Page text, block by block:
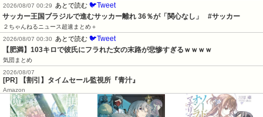
2026/08/07 00:29
あとで読む 🐦Tweet
サッカー王国ブラジルで進むサッカー離れ 36％が「関心なし」   #サッカー
２ちゃんねるニュース超速まとめ＋
2026/08/07 00:30
あとで読む 🐦Tweet
【肥満】103キロで彼氏にフラれた女の末路が悲惨すぎるｗｗｗｗ
気団まとめ
2026/08/07
[PR] 【割引】タイムセール監視所『青汁』
Amazon